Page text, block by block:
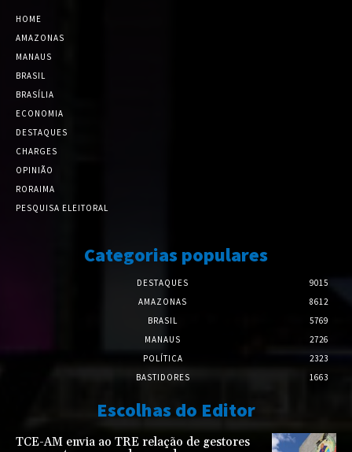
HOME
AMAZONAS
MANAUS
BRASIL
BRASÍLIA
ECONOMIA
DESTAQUES
CHARGES
OPINIÃO
RORAIMA
PESQUISA ELEITORAL
Categorias populares
DESTAQUES
9015
AMAZONAS
8612
BRASIL
5769
MANAUS
2726
POLÍTICA
2323
BASTIDORES
1663
Escolhas do Editor
TCE-AM envia ao TRE relação de gestores